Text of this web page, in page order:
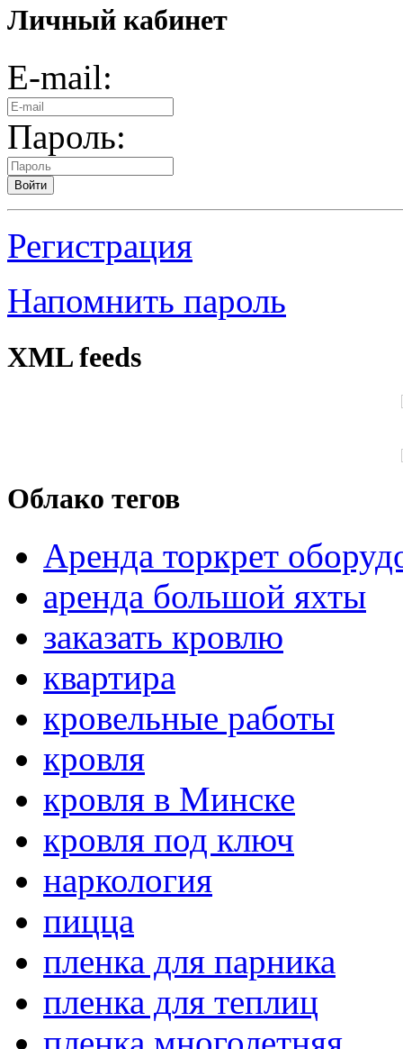
Личный кабинет
E-mail:
Пароль:
Войти
Регистрация
Напомнить пароль
XML feeds
Облако тегов
Аренда торкрет
аренда большой яхты
заказать кровлю
квартира
кровельные работы
кровля
кровля в Минске
кровля под ключ
наркология
пицца
пленка для парника
пленка для теплиц